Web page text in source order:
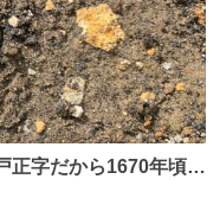
正字だから1670年頃に